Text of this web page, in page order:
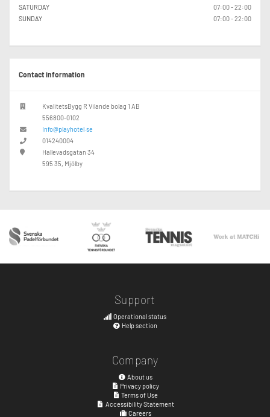
SATURDAY
07:00 - 22:00
SUNDAY
07:00 - 22:00
Contact information
KvalitetsBygg R Vilande bolag 1 AB
556800-0102
Info@playhotel.se
014240004
Hallevadsgatan 34
595 35, Mjölby
Support
Operational status
Help section
Company
About us
Privacy policy
Terms of Use
Accessibility Statement
Careers